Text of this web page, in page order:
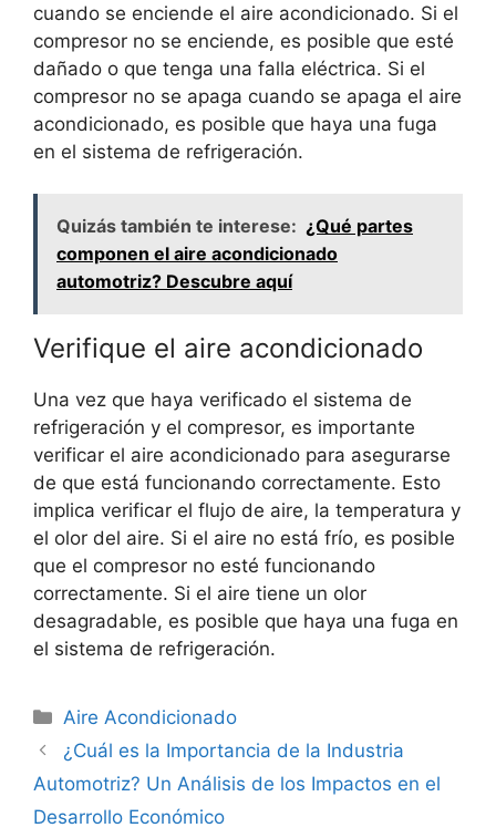
cuando se enciende el aire acondicionado. Si el
compresor no se enciende, es posible que esté
dañado o que tenga una falla eléctrica. Si el
compresor no se apaga cuando se apaga el aire
acondicionado, es posible que haya una fuga
en el sistema de refrigeración.
Quizás también te interese: ¿Qué partes
componen el aire acondicionado
automotriz? Descubre aquí
Verifique el aire acondicionado
Una vez que haya verificado el sistema de
refrigeración y el compresor, es importante
verificar el aire acondicionado para asegurarse
de que está funcionando correctamente. Esto
implica verificar el flujo de aire, la temperatura y
el olor del aire. Si el aire no está frío, es posible
que el compresor no esté funcionando
correctamente. Si el aire tiene un olor
desagradable, es posible que haya una fuga en
el sistema de refrigeración.
Categorías
Aire Acondicionado
¿Cuál es la Importancia de la Industria
Automotriz? Un Análisis de los Impactos en el
Desarrollo Económico